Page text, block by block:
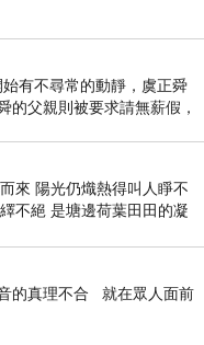
有不尋常的動靜，虞正舜
的父親則被要求請無薪假，
來 陽光仍熾熱得叫人睜不
不絕 是塘邊荷葉田田的凝
花別樣紅
真理不合 就在眾人面前